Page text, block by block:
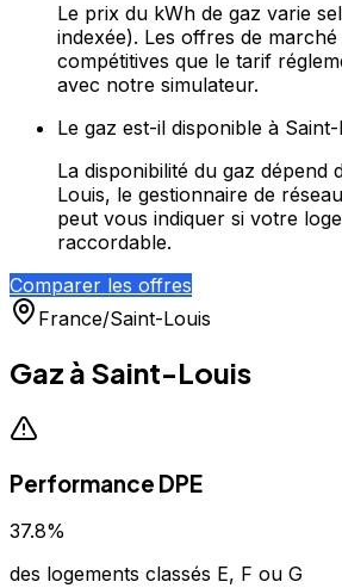
Le prix du kWh de gaz varie
indexée). Les offres de
compétitives que le tarif
avec notre simulateur.
Le gaz est-il disponible à
La disponibilité du gaz dépend
Louis, le gestionnaire de
peut vous indiquer si votre
raccordable.
Comparer les offres
France/Saint-Louis
Gaz à Saint-Louis
Performance DPE
37.8%
des logements classés E, F ou G